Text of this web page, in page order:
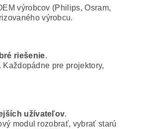
výrobcov (Philips, Osram,
výrobcu.
riešenie.
pre projektory,
užívateľov.
modul rozobrať, vybrať starú